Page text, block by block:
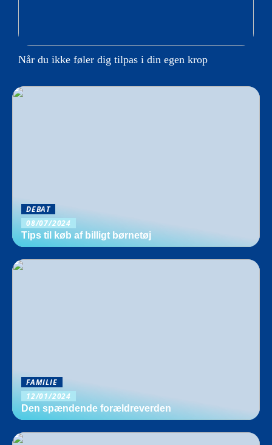
Når du ikke føler dig tilpas i din egen krop
DEBAT
08/07/2024
Tips til køb af billigt børnetøj
FAMILIE
12/01/2024
Den spændende forældreverden